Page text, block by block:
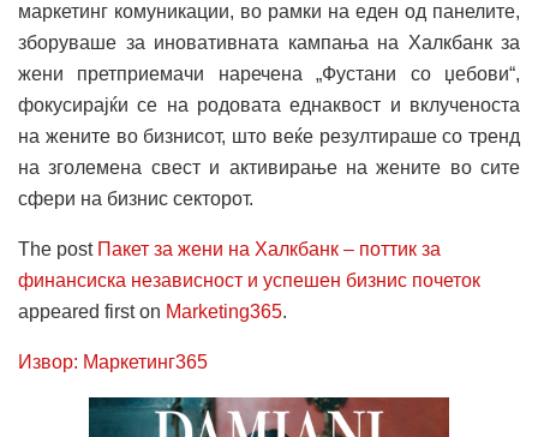
маркетинг комуникации, во рамки на еден од панелите,
зборуваше за иновативната кампања на Халкбанк за
жени претприемачи наречена „Фустани со џебови“,
фокусирајќи се на родовата еднаквост и вклученоста
на жените во бизнисот, што веќе резултираше со тренд
на зголемена свест и активирање на жените во сите
сфери на бизнис секторот.
The post Пакет за жени на Халкбанк – поттик за
финансиска независност и успешен бизнис почеток
appeared first on Marketing365.
Извор: Маркетинг365